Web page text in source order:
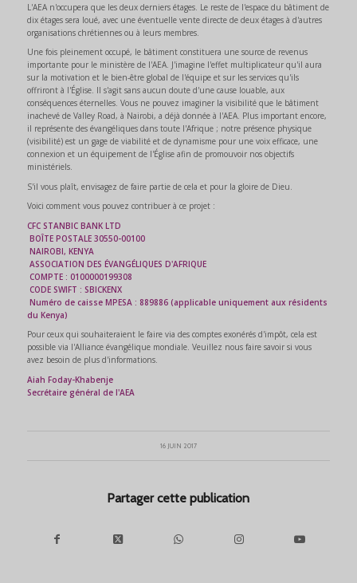
L'AEA n'occupera que les deux derniers étages. Le reste de l'espace du bâtiment de
dix étages sera loué, avec une éventuelle vente directe de deux étages à d'autres
organisations chrétiennes ou à leurs membres.
Une fois pleinement occupé, le bâtiment constituera une source de revenus
importante pour le ministère de l'AEA. J'imagine l'effet multiplicateur qu'il aura
sur la motivation et le bien-être global de l'équipe et sur les services qu'ils
offriront à l'Église. Il s'agit sans aucun doute d'une cause louable, aux
conséquences éternelles. Vous ne pouvez imaginer la visibilité que le bâtiment
inachevé de Valley Road, à Nairobi, a déjà donnée à l'AEA. Plus important encore,
il représente des évangéliques dans toute l'Afrique ; notre présence physique
(visibilité) est un gage de viabilité et de dynamisme pour une voix efficace, une
connexion et un équipement de l'Église afin de promouvoir nos objectifs
ministériels.
S'il vous plaît, envisagez de faire partie de cela et pour la gloire de Dieu.
Voici comment vous pouvez contribuer à ce projet :
CFC STANBIC BANK LTD
BOÎTE POSTALE 30550-00100
NAIROBI, KENYA
ASSOCIATION DES ÉVANGÉLIQUES D'AFRIQUE
COMPTE : 0100000199308
CODE SWIFT : SBICKENX
Numéro de caisse MPESA : 889886 (applicable uniquement aux résidents
du Kenya)
Pour ceux qui souhaiteraient le faire via des comptes exonérés d'impôt, cela est
possible via l'Alliance évangélique mondiale. Veuillez nous faire savoir si vous
avez besoin de plus d'informations.
Aiah Foday-Khabenje
Secrétaire général de l'AEA
16 JUIN 2017
Partager cette publication